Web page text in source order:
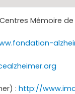
Mémoire
:http://